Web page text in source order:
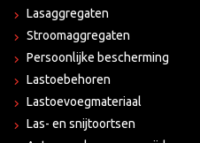
Lasaggregaten
Stroomaggregaten
Persoonlijke bescherming
Lastoebehoren
Lastoevoegmateriaal
Las- en snijtoortsen